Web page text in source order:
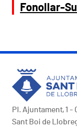
Fonollar-
Pl. Ajuntament, 1 -
Sant Boi de